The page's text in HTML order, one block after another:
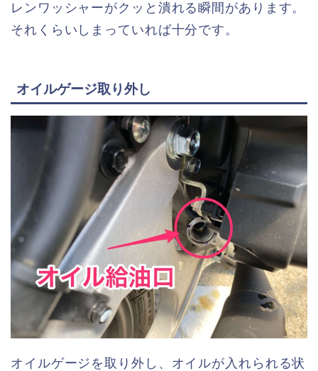
レンワッシャーがクッと潰れる瞬間があります。
それくらいしまっていれば十分です。
オイルゲージ取り外し
オイルゲージを取り外し、オイルが入れられる状